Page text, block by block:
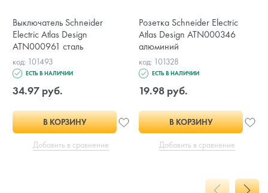
Выключатель Schneider
Electric Atlas Design
ATN000961 сталь
код: 101493
ЕСТЬ В НАЛИЧИИ
34.97 руб.
В КОРЗИНУ
Добавить в сравнение
Розетка Schneider Electric
Atlas Design ATN000346
алюминий
код: 101328
ЕСТЬ В НАЛИЧИИ
19.98 руб.
В КОРЗИНУ
Добавить в сравнение